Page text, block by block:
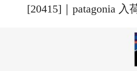
[20415]｜patagonia 入